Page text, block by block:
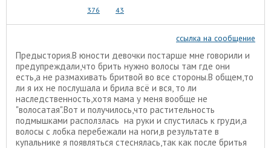
376 43
ссылка на сообщение
Предыстория.В юности девочки постарше мне говорили и
предупреждали,что брить нужно волосы там где они
есть,а не размахивать бритвой во все стороны.В общем,то
ли я их не послушала и брила всё и вся, то ли
наследственность,хотя мама у меня вообще не
"волосатая".Вот и получилось,что растительность
подмышками расползлась на руки и спустилась к груди,а
волосы с лобка перебежали на ноги,в результате в
купальнике я появляться стеснялась,так как после бритья